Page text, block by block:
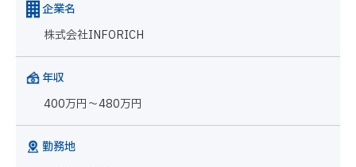
企業名
株式会社INFORICH
年収
400万円～480万円
勤務地